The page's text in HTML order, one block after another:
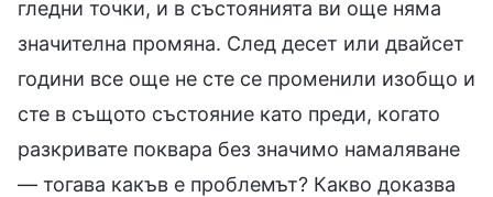
гледни точки, и в състоянията ви още няма
значителна промяна. След десет или двайсет
години все още не сте се променили изобщо и
сте в същото състояние като преди, когато
разкривате поквара без значимо намаляване
— тогава какъв е проблемът? Какво доказва